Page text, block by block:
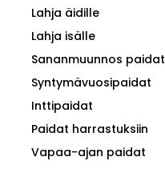
Lahja äidille
Lahja isälle
Sananmuunnos paidat
Syntymävuosipaidat
Inttipaidat
Paidat harrastuksiin
Vapaa-ajan paidat